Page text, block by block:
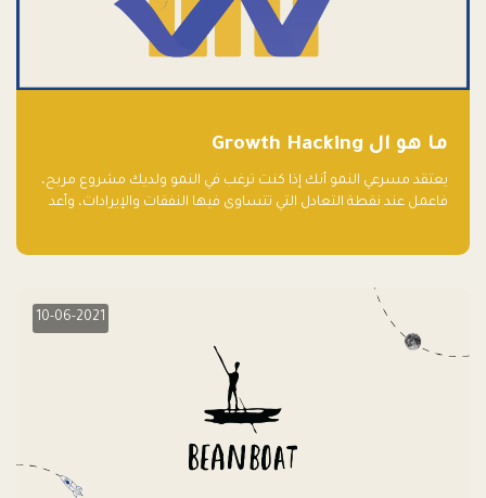
ما هو ال Growth Hacking
يعتقد مسرعي النمو أنك إذا كنت ترغب في النمو ولديك مشروع مربح،
فاعمل عند نقطة التعادل التي تتساوى فيها النفقات والإيرادات، وأعد
10-06-2021